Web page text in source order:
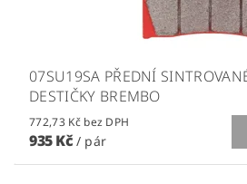
07SU19SA PŘEDNÍ
DESTIČKY BREMBO
772,73 Kč bez DPH
935 Kč / pár